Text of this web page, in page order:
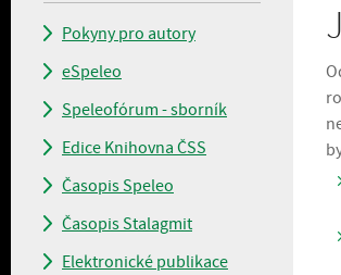
Pokyny pro autory
eSpeleo
Speleofórum - sborník
Edice Knihovna ČSS
Časopis Speleo
Časopis Stalagmit
Elektronické publikace